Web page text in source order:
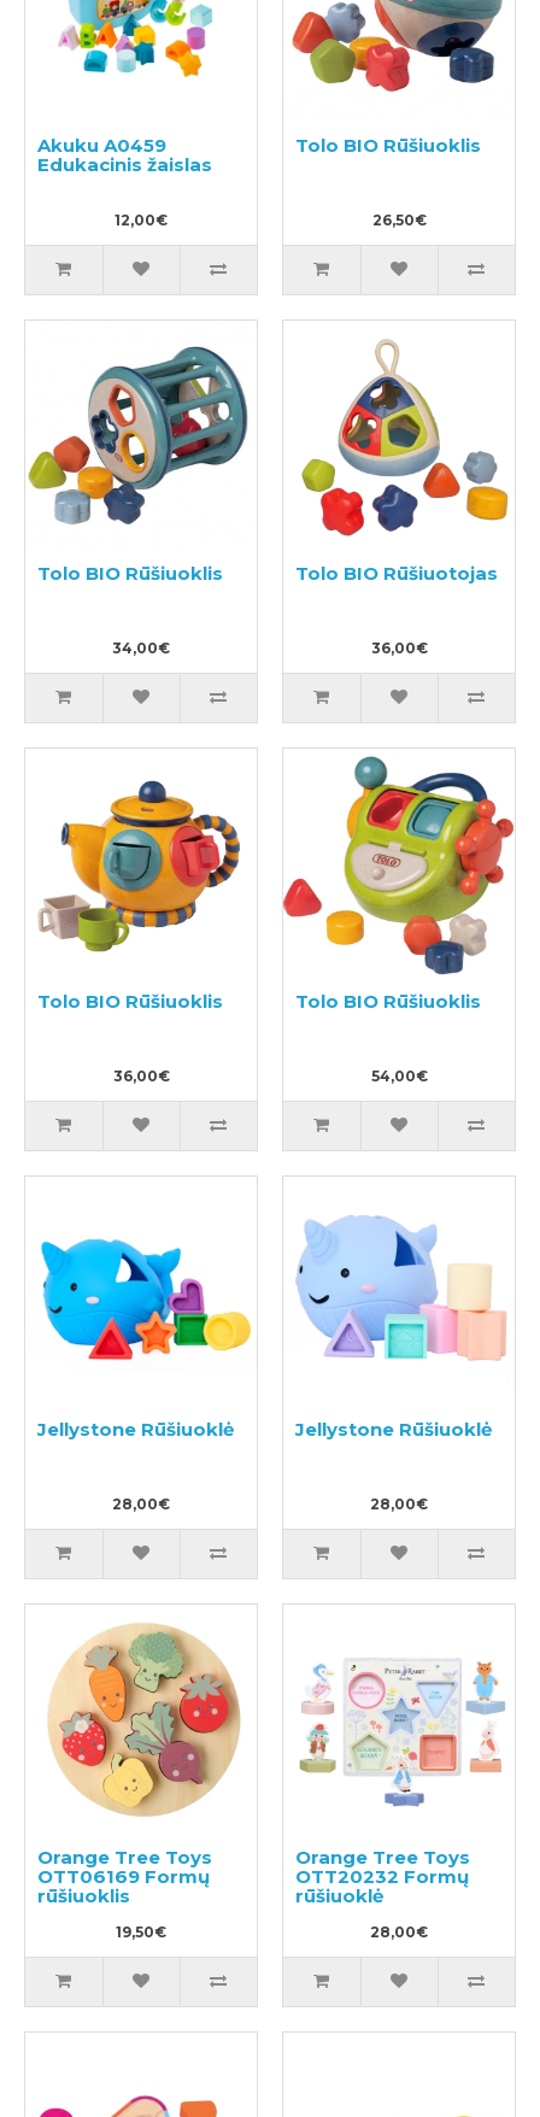
Akuku A0459
Edukacinis žaislas
12,00€
Tolo BIO Rūšiuoklis
26,50€
Tolo BIO Rūšiuoklis
34,00€
Tolo BIO Rūšiuotojas
36,00€
Tolo BIO Rūšiuoklis
36,00€
Tolo BIO Rūšiuoklis
54,00€
Jellystone Rūšiuoklė
28,00€
Jellystone Rūšiuoklė
28,00€
Orange Tree Toys
OTT06169 Formų
rūšiuoklis
19,50€
Orange Tree Toys
OTT20232 Formų
rūšiuoklė
28,00€